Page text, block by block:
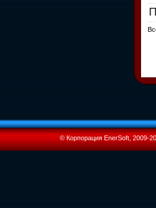
© Корпорация EnerSoft, 2009-